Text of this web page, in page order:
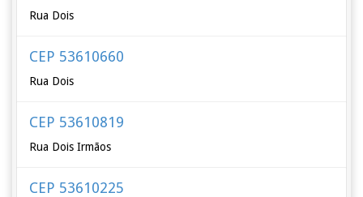
Rua Dois
CEP 53610660
Rua Dois
CEP 53610819
Rua Dois Irmãos
CEP 53610225